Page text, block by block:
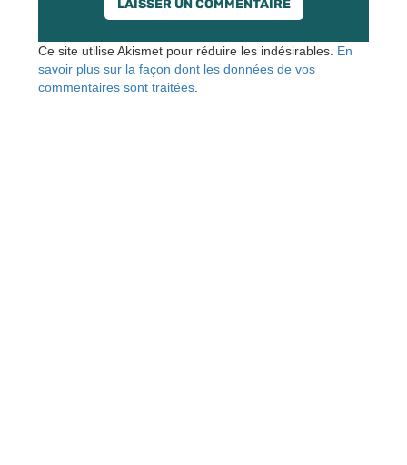
Ce site utilise Akismet pour réduire les indésirables. En
savoir plus sur la façon dont les données de vos
commentaires sont traitées